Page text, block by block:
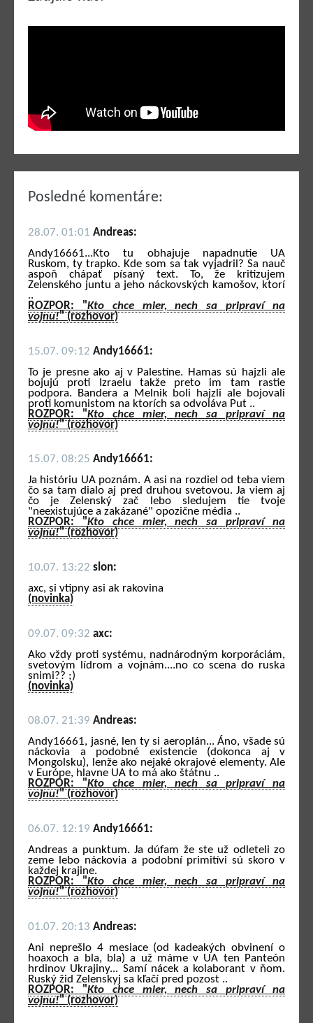
Posledné komentáre:
28.07. 01:01 Andreas:
Andy16661...Kto tu obhajuje napadnutie UA
Ruskom, ty trapko. Kde som sa tak vyjadril? Sa nauč
aspoň chápať písaný text. To, že kritizujem
Zelenského juntu a jeho náckovských kamošov, ktorí
..
ROZPOR: "Kto chce mier, nech sa pripraví na
vojnu!" (rozhovor)
15.07. 09:12 Andy16661:
To je presne ako aj v Palestíne. Hamas sú hajzli ale
bojujú proti Izraelu takže preto im tam rastie
podpora. Bandera a Melnik boli hajzli ale bojovali
proti komunistom na ktorích sa odvoláva Put ..
ROZPOR: "Kto chce mier, nech sa pripraví na
vojnu!" (rozhovor)
15.07. 08:25 Andy16661:
Ja históriu UA poznám. A asi na rozdiel od teba viem
čo sa tam dialo aj pred druhou svetovou. Ja viem aj
čo je Zelenský zač lebo sledujem tie tvoje
"neexistujúce a zakázané" opozične média ..
ROZPOR: "Kto chce mier, nech sa pripraví na
vojnu!" (rozhovor)
10.07. 13:22 slon:
axc, si vtipny asi ak rakovina
(novinka)
09.07. 09:32 axc:
Ako vždy proti systému, nadnárodným korporáciám,
svetovým lídrom a vojnám....no co scena do ruska
snimi?? ;)
(novinka)
08.07. 21:39 Andreas:
Andy16661, jasné, len ty si aeroplán... Áno, všade sú
náckovia a podobné existencie (dokonca aj v
Mongolsku), lenže ako nejaké okrajové elementy. Ale
v Európe, hlavne UA to má ako štátnu ..
ROZPOR: "Kto chce mier, nech sa pripraví na
vojnu!" (rozhovor)
06.07. 12:19 Andy16661:
Andreas a punktum. Ja dúfam že ste už odleteli zo
zeme lebo náckovia a podobní primitívi sú skoro v
každej krajine.
ROZPOR: "Kto chce mier, nech sa pripraví na
vojnu!" (rozhovor)
01.07. 20:13 Andreas:
Ani neprešlo 4 mesiace (od kadeakých obvinení o
hoaxoch a bla, bla) a už máme v UA ten Panteón
hrdinov Ukrajiny... Samí nácek a kolaborant v ňom.
Ruský žid Zelenskyj sa kľačí pred pozost ..
ROZPOR: "Kto chce mier, nech sa pripraví na
vojnu!" (rozhovor)